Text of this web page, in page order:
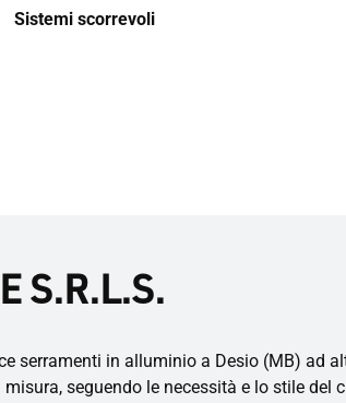
Sistemi scorrevoli
S.R.L.S.
serramenti in alluminio a Desio (MB) ad
seguendo le necessità e lo stile del